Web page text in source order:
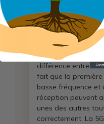
La 5 G
ou la
Photo Site
différence entre la
fait que la
basse fréquence et
réception peuvent
unes des autres
correctement. La